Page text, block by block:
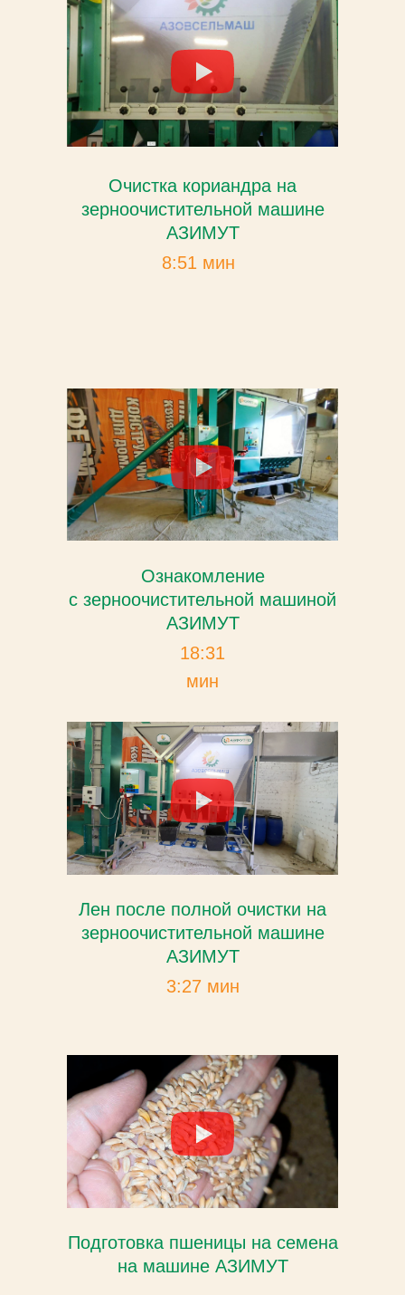
Очистка кориандра на
зерноочистительной машине
АЗИМУТ
8:51 мин
Ознакомление
с зерноочистительной машиной
АЗИМУТ
Лен после полной очистки на
зерноочистительной машине
АЗИМУТ
Подготовка пшеницы на семена
на машине АЗИМУТ
18:31
мин
3:27 мин